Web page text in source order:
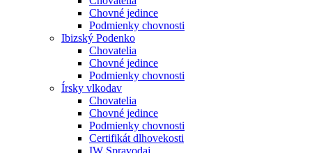
Chovné jedince
Podmienky chovnosti
Ibizský Podenko
Chovatelia
Chovné jedince
Podmienky chovnosti
Írsky vlkodav
Chovatelia
Chovné jedince
Podmienky chovnosti
Certifikát dlhovekosti
IW Spravodaj